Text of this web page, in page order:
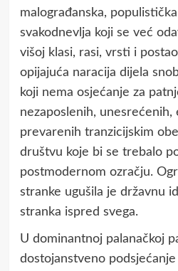
malograđanska,
svakodnevlja koji se već
višoj klasi, rasi, vrsti i
opijajuća naracija dijela
koji nema osjećanje za
nezaposlenih, unesrećenih,
prevarenih tranzicijskim
društvu koje bi se trebalo
postmodernom ozračju.
stranke ugušila je državnu
stranka ispred svega.
U dominantnoj palanačkoj
dostojanstveno